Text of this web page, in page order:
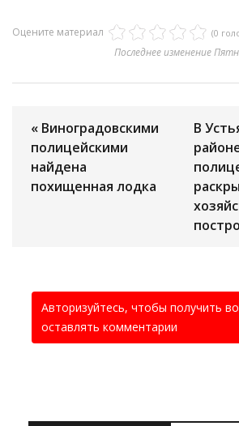
Оцените материал (0
Последнее изменение
« Виноградовскими
полицейскими
найдена
похищенная лодка
В
Авторизуйтесь, чтобы получить
оставлять комментарии